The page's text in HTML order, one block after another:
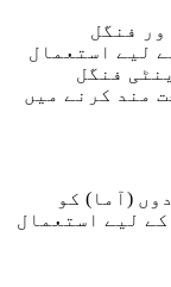
فنگل
لیے استعمال
فنگل
مند کرنے میں
(آما) کو
لیے استعمال